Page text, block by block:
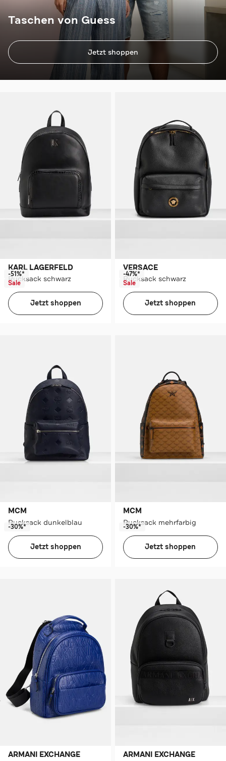
KARL LAGERFELD
Rucksack schwarz
-51%*
Sale
Jetzt shoppen
VERSACE
Rucksack schwarz
-47%*
Sale
Jetzt shoppen
MCM
Rucksack dunkelblau
-30%*
Jetzt shoppen
MCM
Rucksack mehrfarbig
-30%*
Jetzt shoppen
ARMANI EXCHANGE ARMANI EXCHANGE
Taschen von Guess
Jetzt shoppen